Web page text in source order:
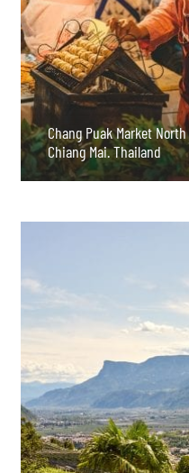
Chang Puak Market
Chiang Mai. Thailand